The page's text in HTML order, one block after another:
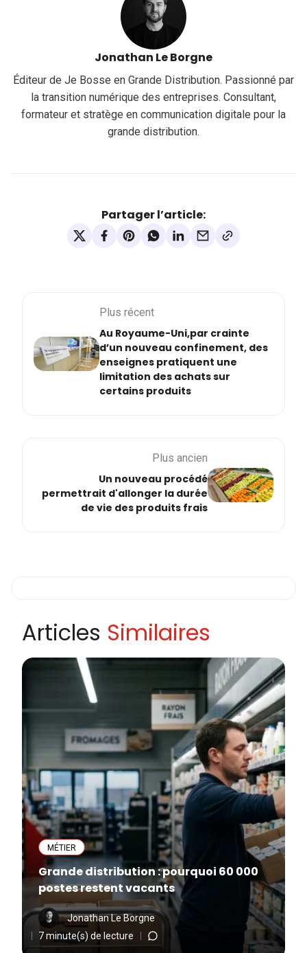
Jonathan Le Borgne
Éditeur de Je Bosse en Grande Distribution. Passionné par
la transition numérique des entreprises. Consultant,
formateur et stratège en communication digitale pour la
grande distribution.
Partager l’article:
Plus récent
Au Royaume-Uni,par crainte
d’un nouveau confinement, des
enseignes pratiquent une
limitation des achats sur
certains produits
Plus ancien
Un nouveau procédé
permettrait d'allonger la durée
de vie des produits frais
Articles Similaires
MÉTIER
Grande distribution : pourquoi 60 000
postes restent vacants
Jonathan Le Borgne
7 minute(s) de lecture